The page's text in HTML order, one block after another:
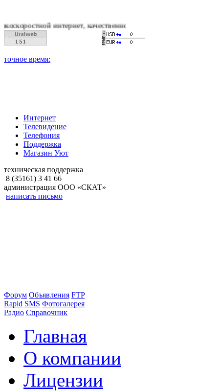
интернет, качественное цифровое и кабельное
Интернет
Телевидение
Телефония
Поддержка
Магазин Уют
техническая поддержка
8 (35161) 3 41 66
администрация ООО «СКАТ»
написать письмо
Форум Объявления FTP
Rapid SMS Фотогалерея
Радио Справочник
Главная
О компании
Лицензии